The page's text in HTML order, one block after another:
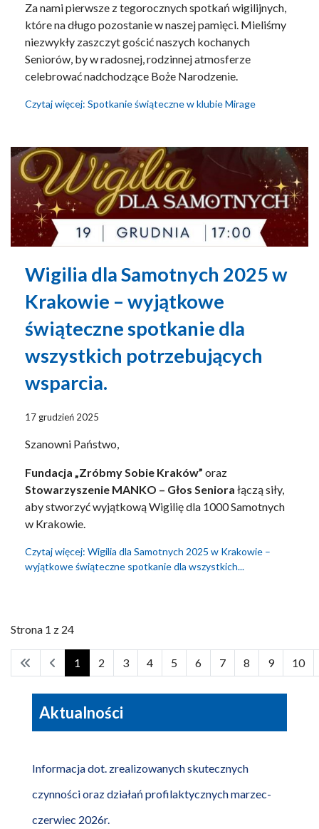
Za nami pierwsze z tegorocznych spotkań wigilijnych,
które na długo pozostanie w naszej pamięci. Mieliśmy
niezwykły zaszczyt gościć naszych kochanych
Seniorów, by w radosnej, rodzinnej atmosferze
celebrować nadchodzące Boże Narodzenie.
Czytaj więcej: Spotkanie świąteczne w klubie Mirage
Wigilia dla Samotnych 2025 w
Krakowie – wyjątkowe
świąteczne spotkanie dla
wszystkich potrzebujących
wsparcia.
17 grudzień 2025
Szanowni Państwo,
Fundacja „Zróbmy Sobie Kraków” oraz
Stowarzyszenie MANKO – Głos Seniora łączą siły,
aby stworzyć wyjątkową Wigilię dla 1000 Samotnych
w Krakowie.
Czytaj więcej: Wigilia dla Samotnych 2025 w Krakowie –
wyjątkowe świąteczne spotkanie dla wszystkich...
Strona 1 z 24
1 2 3 4 5 6 7 8 9 10
Aktualności
Informacja dot. zrealizowanych skutecznych
czynności oraz działań profilaktycznych marzec-
czerwiec 2026r.